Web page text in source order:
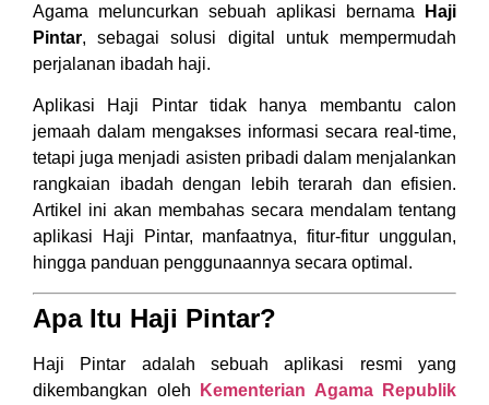
Agama meluncurkan sebuah aplikasi bernama
Haji
Pintar, sebagai solusi digital untuk mempermudah
perjalanan ibadah haji.
Aplikasi Haji Pintar tidak hanya membantu calon
jemaah dalam mengakses informasi secara real-time,
tetapi juga menjadi asisten pribadi dalam menjalankan
rangkaian ibadah dengan lebih terarah dan efisien.
Artikel ini akan membahas secara mendalam tentang
aplikasi Haji Pintar, manfaatnya, fitur-fitur unggulan,
hingga panduan penggunaannya secara optimal.
Apa Itu Haji Pintar?
Haji Pintar adalah sebuah aplikasi resmi yang
dikembangkan oleh
Kementerian Agama Republik